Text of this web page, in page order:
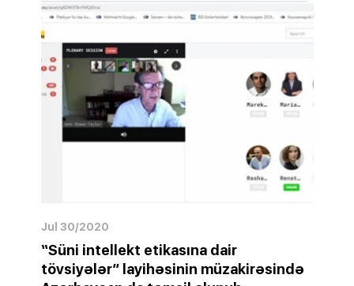
Jul 30/2020
“Süni intellekt etikasına dair
tövsiyələr” layihəsinin müzakirəsində